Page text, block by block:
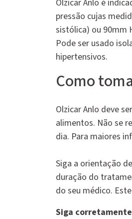
Olzicar Anlo é
pressão cujas
sistólica) ou 90mm
Pode ser usado
hipertensivos.
Como
Olzicar Anlo deve
alimentos. Não se
dia. Para maiores
Siga a orientação
duração do
do seu médico.
Siga